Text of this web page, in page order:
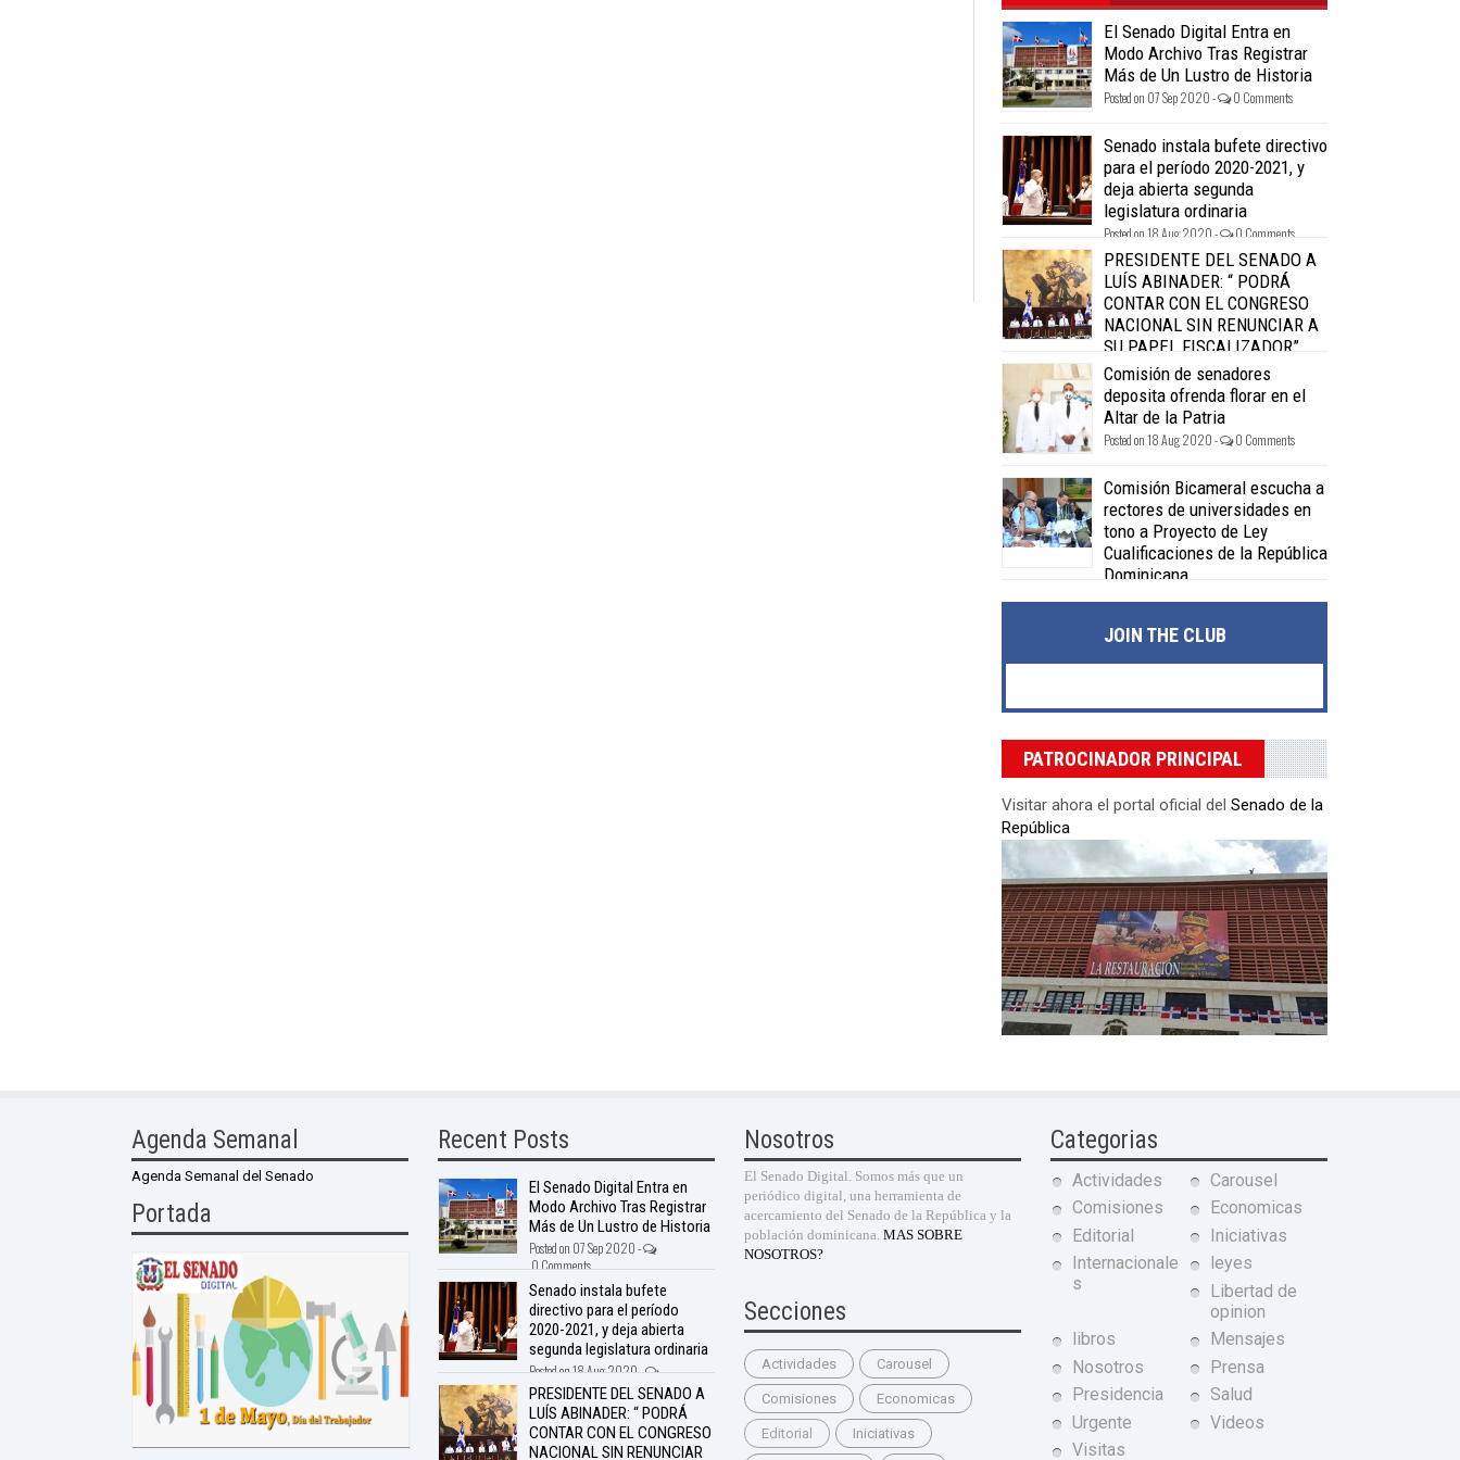
El Senado Digital Entra en
Modo Archivo Tras Registrar
Más de Un Lustro de Historia
Posted on 07 Sep 2020 - 0 Comments
Senado instala bufete directivo
para el período 2020-2021, y
deja abierta segunda
legislatura ordinaria
Posted on 18 Aug 2020 - 0 Comments
PRESIDENTE DEL SENADO A
LUÍS ABINADER: “ PODRÁ
CONTAR CON EL CONGRESO
NACIONAL SIN RENUNCIAR A
SU PAPEL FISCALIZADOR”.
Posted on 18 Aug 2020 - 0 Comments
Comisión de senadores
deposita ofrenda florar en el
Altar de la Patria
Posted on 18 Aug 2020 - 0 Comments
Comisión Bicameral escucha a
rectores de universidades en
tono a Proyecto de Ley
Cualificaciones de la República
Dominicana
JOIN THE CLUB
PATROCINADOR PRINCIPAL
Visitar ahora el portal oficial del Senado de la
República
Agenda Semanal
Agenda Semanal del Senado
Portada
Recent Posts
El Senado Digital Entra en
Modo Archivo Tras Registrar
Más de Un Lustro de Historia
Posted on 07 Sep 2020 -
0 Comments
Senado instala bufete
directivo para el período
2020-2021, y deja abierta
segunda legislatura ordinaria
Posted on 18 Aug 2020 -
0 Comments
PRESIDENTE DEL SENADO A
LUÍS ABINADER: “ PODRÁ
CONTAR CON EL CONGRESO
NACIONAL SIN RENUNCIAR
Nosotros
El Senado Digital. Somos más que un
periódico digital, una herramienta de
acercamiento del Senado de la República y la
población dominicana.MAS SOBRE
NOSOTROS?
Secciones
Actividades Carousel
Comisiones Economicas
Editorial Iniciativas
Categorias
Actividades
Carousel
Comisiones
Economicas
Editorial
Iniciativas
Internacionale
s
leyes
Libertad de
opinion
libros
Mensajes
Nosotros
Prensa
Presidencia
Salud
Urgente
Videos
Visitas